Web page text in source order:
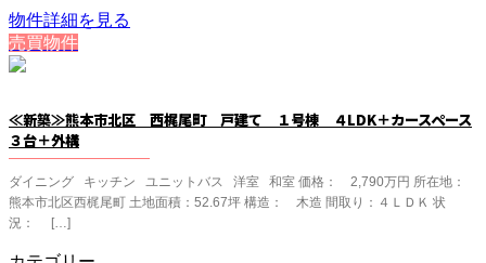
物件詳細を見る
売買物件
≪新築≫熊本市北区 西梶尾町 戸建て １号棟 ４LDK＋カースペース
３台＋外構
ダイニング キッチン ユニットバス 洋室 和室 価格： 2,790万円 所在地：
熊本市北区西梶尾町 土地面積：52.67坪 構造： 木造 間取り：４ＬＤＫ 状
況： […]